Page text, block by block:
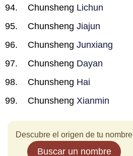
Chunsheng Lichun
Chunsheng Jiajun
Chunsheng Junxiang
Chunsheng Dayan
Chunsheng Hai
Chunsheng Xianmin
Descubre el origen de tu nombre
Buscar un nombre